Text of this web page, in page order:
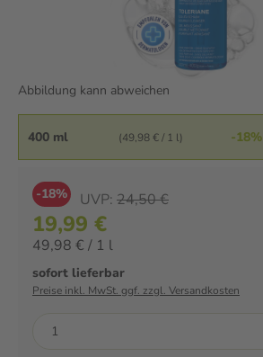
Abbildung kann abweichen
400 ml (49,98 € / 1 l) -18%
-18% UVP: 24,50 €
19,99 €
49,98 € / 1 l
sofort lieferbar
Preise inkl. MwSt. ggf. zzgl. Versandkosten